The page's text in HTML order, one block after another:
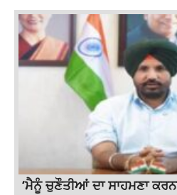
‘ਮੈਨੂੰ ਚੁਣੌਤੀਆਂ ਦਾ ਸਾਹਮਣਾ